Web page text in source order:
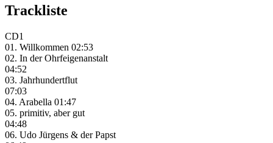
Trackliste
CD1
01. Willkommen 02:53
02. In der Ohrfeigenanstalt
04:52
03. Jahrhundertflut
07:03
04. Arabella 01:47
05. primitiv, aber gut
04:48
06. Udo Jürgens & der Papst